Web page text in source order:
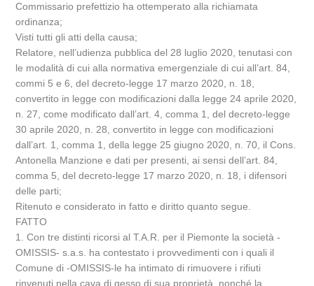
Commissario prefettizio ha ottemperato alla richiamata
ordinanza;
Visti tutti gli atti della causa;
Relatore, nell’udienza pubblica del 28 luglio 2020, tenutasi con
le modalità di cui alla normativa emergenziale di cui all’art. 84,
commi 5 e 6, del decreto-legge 17 marzo 2020, n. 18,
convertito in legge con modificazioni dalla legge 24 aprile 2020,
n. 27, come modificato dall’art. 4, comma 1, del decreto-legge
30 aprile 2020, n. 28, convertito in legge con modificazioni
dall’art. 1, comma 1, della legge 25 giugno 2020, n. 70, il Cons.
Antonella Manzione e dati per presenti, ai sensi dell’art. 84,
comma 5, del decreto-legge 17 marzo 2020, n. 18, i difensori
delle parti;
Ritenuto e considerato in fatto e diritto quanto segue.
FATTO
1. Con tre distinti ricorsi al T.A.R. per il Piemonte la società -
OMISSIS- s.a.s. ha contestato i provvedimenti con i quali il
Comune di -OMISSIS-le ha intimato di rimuovere i rifiuti
rinvenuti nella cava di gesso di sua proprietà, nonché la